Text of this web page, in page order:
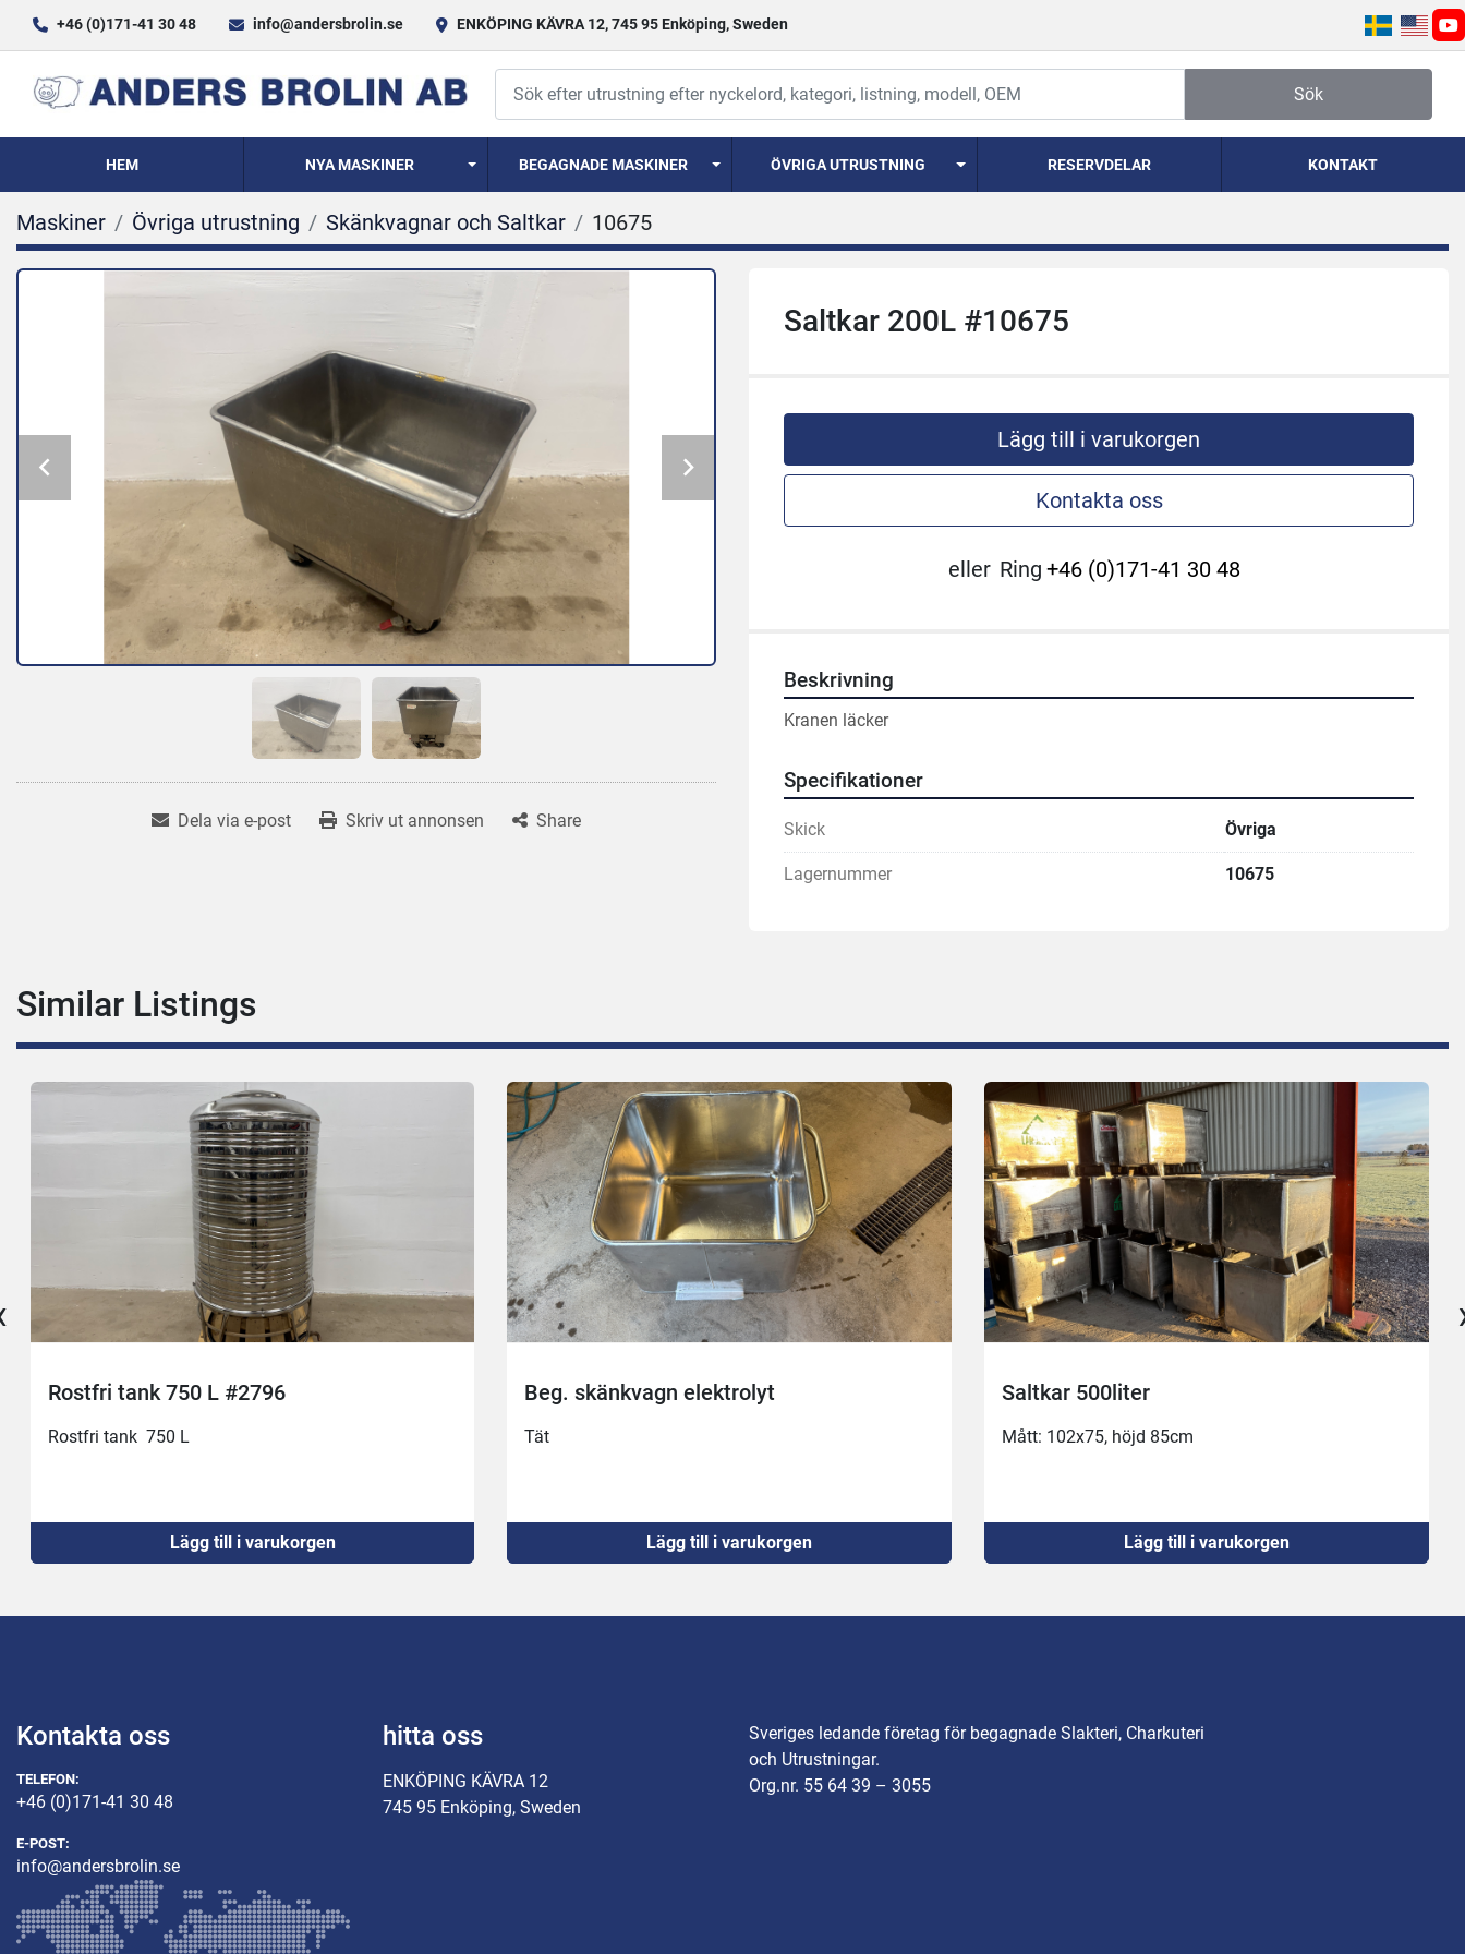
+46 (0)171-41 30 48 info@andersbrolin.se ENKÖPING KÄVRA 12, 745 95 Enköping, Sweden
Sök
HEM NYA MASKINER BEGAGNADE MASKINER ÖVRIGA UTRUSTNING RESERVDELAR KONTAKT
Maskiner Övriga utrustning Skänkvagnar och Saltkar 10675
Dela via e-post Skriv ut annonsen Share
Saltkar 200L #10675
Lägg till i varukorgen
Kontakta oss
eller Ring +46 (0)171-41 30 48
Beskrivning
Kranen läcker
Specifikationer
Skick Övriga
Lagernummer 10675
Similar Listings
Rostfri tank 750 L #2796
Rostfri tank  750 L
Lägg till i varukorgen
Beg. skänkvagn elektrolyt
Tät
Lägg till i varukorgen
Saltkar 500liter
Mått: 102x75, höjd 85cm
Lägg till i varukorgen
Kontakta oss
TELEFON:
+46 (0)171-41 30 48
E-POST:
info@andersbrolin.se
hitta oss
ENKÖPING KÄVRA 12
745 95 Enköping, Sweden
Sveriges ledande företag för begagnade Slakteri, Charkuteri
och Utrustningar.
Org.nr. 55 64 39 – 3055